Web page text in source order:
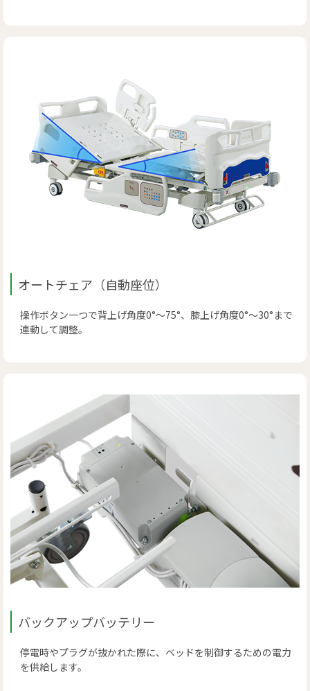
オートチェア（自動座位）
操作ボタン一つで背上げ角度0°～75°、膝上げ角度0°～30°まで
連動して調整。
バックアップバッテリー
停電時やプラグが抜かれた際に、ベッドを制御するための電力
を供給します。